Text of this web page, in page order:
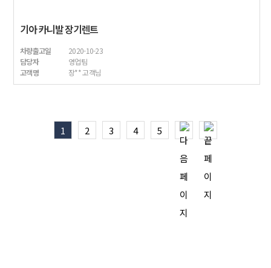
기아 카니발 장기렌트
차량출고일
2020-10-23
담당자
영업팀
고객명
장** 고객님
1 2 3 4 5